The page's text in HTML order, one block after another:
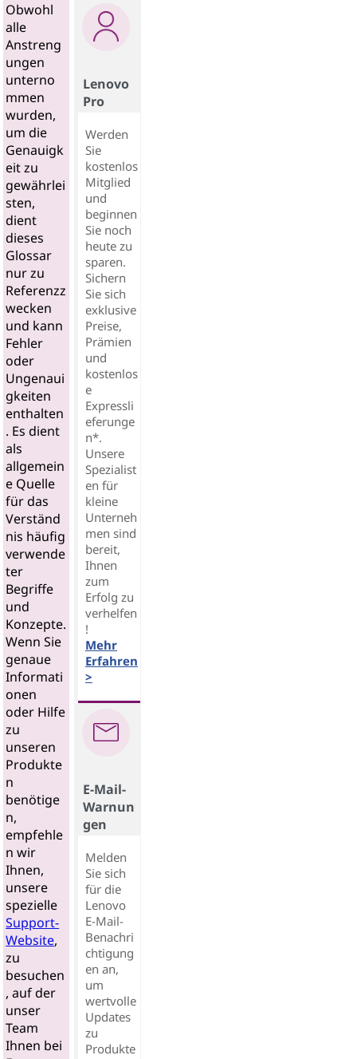
Obwohl
alle
Anstreng
ungen
unterno
mmen
wurden,
um die
Genauigk
eit zu
gewährlei
sten,
dient
dieses
Glossar
nur zu
Referenzz
wecken
und kann
Fehler
oder
Ungenaui
gkeiten
enthalten
. Es dient
als
allgemein
e Quelle
für das
Verständ
nis häufig
verwende
ter
Begriffe
und
Konzepte.
Wenn Sie
genaue
Informati
onen
oder Hilfe
zu
unseren
Produkte
n
benötige
n,
empfehle
n wir
Ihnen,
unsere
spezielle
Support-
Website,
zu
besuchen
, auf der
unser
Team
Ihnen bei
Lenovo
Pro
Werden
Sie
kostenlos
Mitglied
und
beginnen
Sie noch
heute zu
sparen.
Sichern
Sie sich
exklusive
Preise,
Prämien
und
kostenlos
e
Expressli
eferunge
n*.
Unsere
Spezialist
en für
kleine
Unterneh
men sind
bereit,
Ihnen
zum
Erfolg zu
verhelfen
!
Mehr
Erfahren
>
E-Mail-
Warnun
gen
Melden
Sie sich
für die
Lenovo
E-Mail-
Benachri
chtigung
en an,
um
wertvolle
Updates
zu
Produkte